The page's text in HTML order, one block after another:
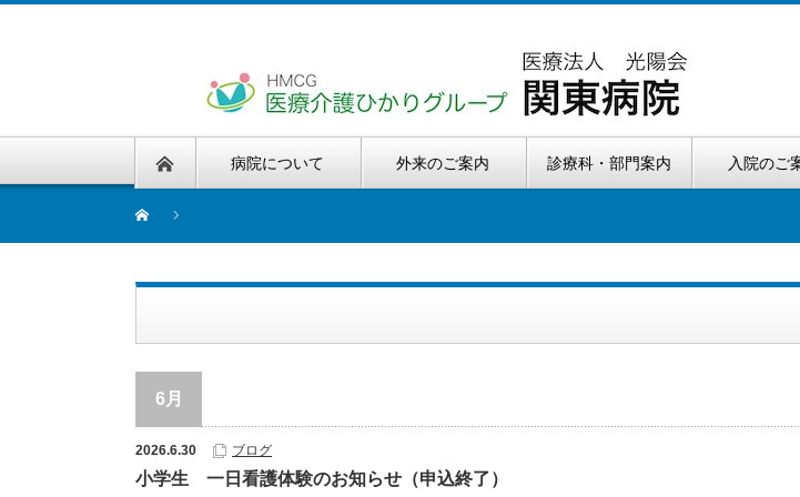
病院について 外来のご案内 診療科・部門案内 入院のご
6月
2026.6.30 ブログ
小学生 一日看護体験のお知らせ（申込終了）